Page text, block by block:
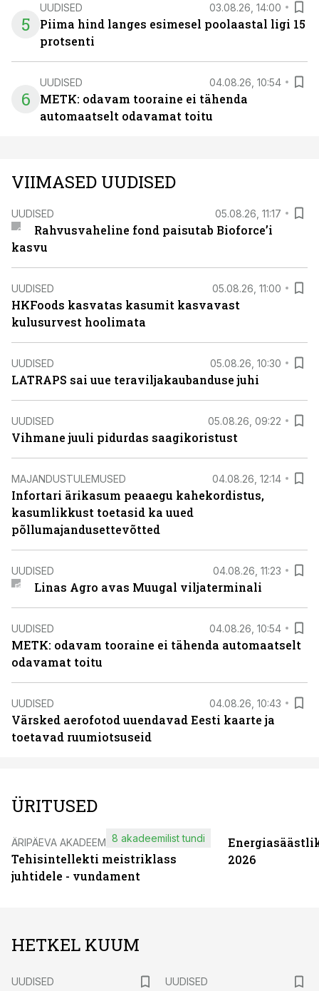
5
UUDISED 03.08.26, 14:00
Piima hind langes esimesel poolaastal ligi 15
protsenti
6
UUDISED 04.08.26, 10:54
METK: odavam tooraine ei tähenda
automaatselt odavamat toitu
VIIMASED UUDISED
UUDISED 05.08.26, 11:17
Rahvusvaheline fond paisutab Bioforce’i
kasvu
UUDISED 05.08.26, 11:00
HKFoods kasvatas kasumit kasvavast
kulusurvest hoolimata
UUDISED 05.08.26, 10:30
LATRAPS sai uue teraviljakaubanduse juhi
UUDISED 05.08.26, 09:22
Vihmane juuli pidurdas saagikoristust
MAJANDUSTULEMUSED 04.08.26, 12:14
Infortari ärikasum peaaegu kahekordistus,
kasumlikkust toetasid ka uued
põllumajandusettevõtted
UUDISED 04.08.26, 11:23
Linas Agro avas Muugal viljaterminali
UUDISED 04.08.26, 10:54
METK: odavam tooraine ei tähenda automaatselt
odavamat toitu
UUDISED 04.08.26, 10:43
Värsked aerofotod uuendavad Eesti kaarte ja
toetavad ruumiotsuseid
ÜRITUSED
ÄRIPÄEVA AKADEEMIA
Tehisintellekti meistriklass
juhtidele - vundament
8 akadeemilist tundi
2026
HETKEL KUUM
UUDISED UUDISED